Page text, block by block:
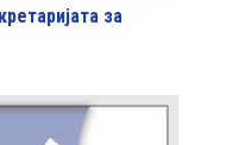
за